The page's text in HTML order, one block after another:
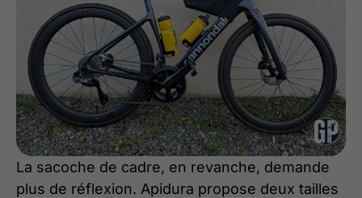
La sacoche de cadre, en revanche, demande
plus de réflexion. Apidura propose deux tailles